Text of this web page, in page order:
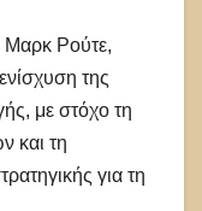
Μαρκ Ρούτε,
της
με στόχο τη
και τη
για τη